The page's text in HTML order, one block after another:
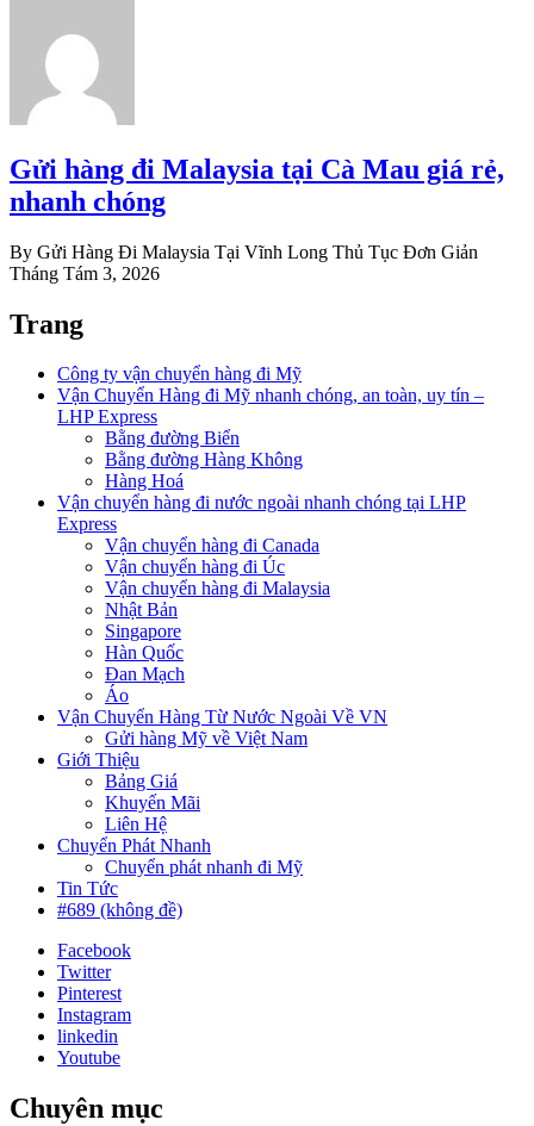
Gửi hàng đi Malaysia tại Cà Mau giá rẻ,
nhanh chóng
By Gửi Hàng Đi Malaysia Tại Vĩnh Long Thủ Tục Đơn Giản
Tháng Tám 3, 2026
Trang
Công ty vận chuyển hàng đi Mỹ
Vận Chuyển Hàng đi Mỹ nhanh chóng, an toàn, uy tín –
LHP Express
Bằng đường Biển
Bằng đường Hàng Không
Hàng Hoá
Vận chuyển hàng đi nước ngoài nhanh chóng tại LHP
Express
Vận chuyển hàng đi Canada
Vận chuyển hàng đi Úc
Vận chuyển hàng đi Malaysia
Nhật Bản
Singapore
Hàn Quốc
Đan Mạch
Áo
Vận Chuyển Hàng Từ Nước Ngoài Về VN
Gửi hàng Mỹ về Việt Nam
Giới Thiệu
Bảng Giá
Khuyến Mãi
Liên Hệ
Chuyển Phát Nhanh
Chuyển phát nhanh đi Mỹ
Tin Tức
#689 (không đề)
Facebook
Twitter
Pinterest
Instagram
linkedin
Youtube
Chuyên mục